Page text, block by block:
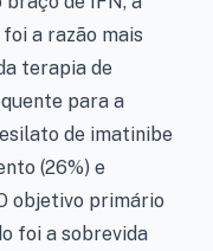
a razão mais
terapia de
para a
de imatinibe
(26%) e
objetivo primário
foi a sobrevida